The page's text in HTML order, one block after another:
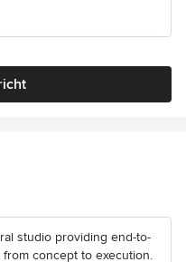
5 Sternen
studio providing end-to-
concept to execution.